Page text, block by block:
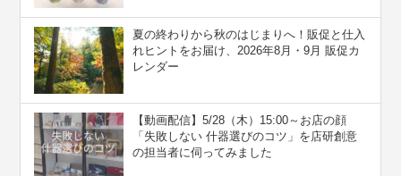
夏の終わりから秋のはじまりへ！販促と仕入
れヒントをお届け、2026年8月・9月 販促カ
レンダー
【動画配信】5/28（木）15:00～お店の顔
「失敗しない 什器選びのコツ」を店研創意
の担当者に伺ってみました